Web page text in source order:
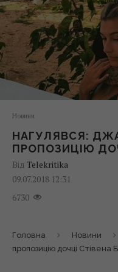
Новини
НАГУЛЯВСЯ:
ПРОПОЗИЦІЮ
Від Telekritika
09.07.2018 12:31
6730
Головна Новини
пропозицію дочці Стівена